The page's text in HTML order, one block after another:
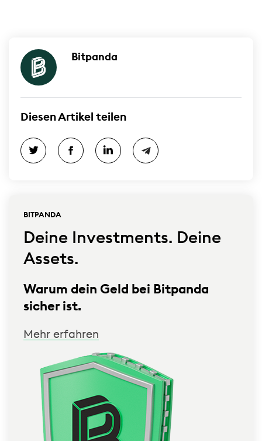
Bitpanda
Diesen Artikel teilen
BITPANDA
Deine Investments. Deine
Assets.
Warum dein Geld bei Bitpanda
sicher ist.
Mehr erfahren